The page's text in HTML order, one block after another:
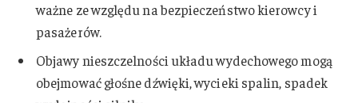
ważne ze względu na bezpieczeństwo kierowcy i
pasażerów.
Objawy nieszczelności układu wydechowego mogą
obejmować głośne dźwięki, wycieki spalin, spadek